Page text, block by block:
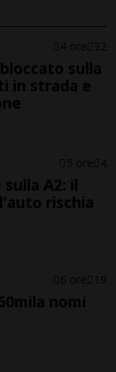
4 ore 32
sulla
in strada e
5 ore 4
A2: il
rischia
6 ore 19
nomi